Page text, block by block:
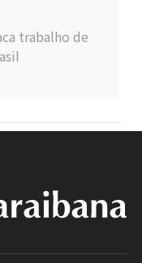
trabalho de